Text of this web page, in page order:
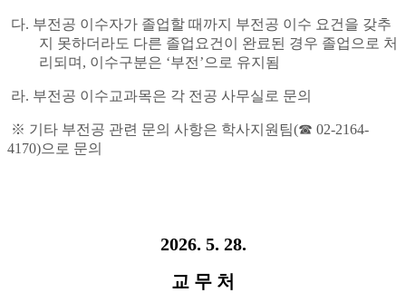
다. 부전공 이수자가 졸업할 때까지 부전공 이수 요건을 갖추
지 못하더라도 다른 졸업요건이 완료된 경우 졸업으로 처
리되며 , 이수구분은 ‘부전 ’으로 유지됨
라. 부전공 이수교과목은 각 전공 사무실로 문의
※ 기타 부전공 관련 문의 사항은 학사지원팀(☎ 02-2164-
4170)으로 문의
2026. 5. 28.
교 무 처